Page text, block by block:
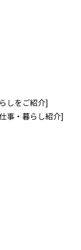
しをご紹介]
事・暮らし紹介]